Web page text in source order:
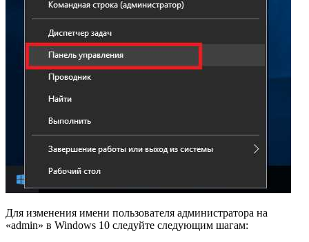
Для изменения имени пользователя администратора на
«admin» в Windows 10 следуйте следующим шагам: